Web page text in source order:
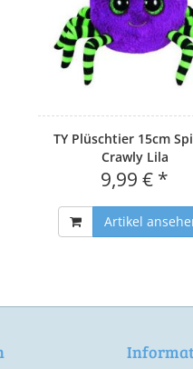
TY Plüschtier 15cm
Crawly Lila
9,99 € *
Artikel